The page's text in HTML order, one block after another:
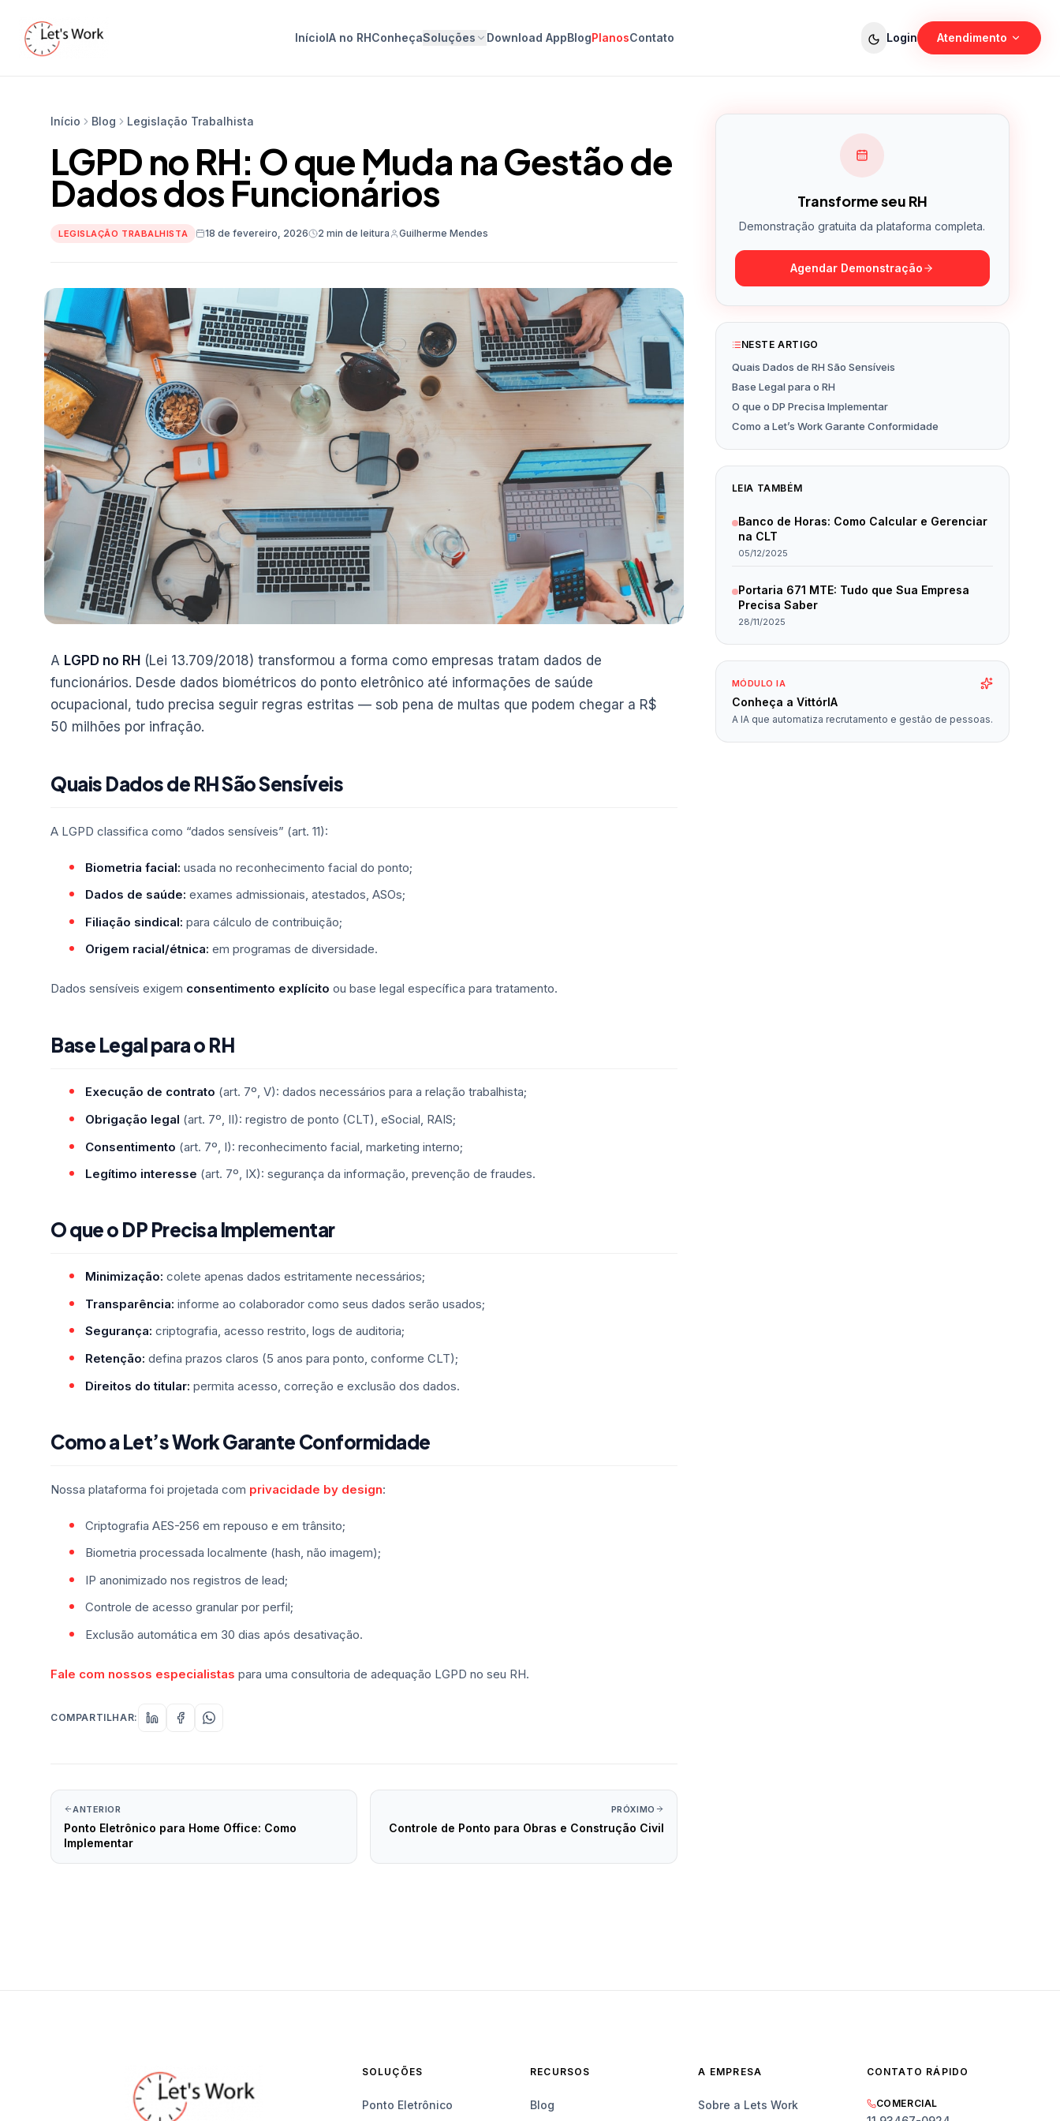
InícioIA no RHConheçaSoluções Download AppBlogPlanosContato Login Atendimento
Início Blog Legislação Trabalhista
LGPD no RH: O que Muda na Gestão de
Dados dos Funcionários
LEGISLAÇÃO TRABALHISTA 18 de fevereiro, 2026 2 min de leitura Guilherme Mendes
A LGPD no RH (Lei 13.709/2018) transformou a forma como empresas tratam dados de
funcionários. Desde dados biométricos do ponto eletrônico até informações de saúde
ocupacional, tudo precisa seguir regras estritas — sob pena de multas que podem chegar a R$
50 milhões por infração.
Quais Dados de RH São Sensíveis
A LGPD classifica como “dados sensíveis” (art. 11):
Biometria facial: usada no reconhecimento facial do ponto;
Dados de saúde: exames admissionais, atestados, ASOs;
Filiação sindical: para cálculo de contribuição;
Origem racial/étnica: em programas de diversidade.
Dados sensíveis exigem consentimento explícito ou base legal específica para tratamento.
Base Legal para o RH
Execução de contrato (art. 7º, V): dados necessários para a relação trabalhista;
Obrigação legal (art. 7º, II): registro de ponto (CLT), eSocial, RAIS;
Consentimento (art. 7º, I): reconhecimento facial, marketing interno;
Legítimo interesse (art. 7º, IX): segurança da informação, prevenção de fraudes.
O que o DP Precisa Implementar
Minimização: colete apenas dados estritamente necessários;
Transparência: informe ao colaborador como seus dados serão usados;
Segurança: criptografia, acesso restrito, logs de auditoria;
Retenção: defina prazos claros (5 anos para ponto, conforme CLT);
Direitos do titular: permita acesso, correção e exclusão dos dados.
Como a Let’s Work Garante Conformidade
Nossa plataforma foi projetada com privacidade by design:
Criptografia AES-256 em repouso e em trânsito;
Biometria processada localmente (hash, não imagem);
IP anonimizado nos registros de lead;
Controle de acesso granular por perfil;
Exclusão automática em 30 dias após desativação.
Fale com nossos especialistas para uma consultoria de adequação LGPD no seu RH.
COMPARTILHAR:
ANTERIOR
Ponto Eletrônico para Home Office: Como
Implementar
PRÓXIMO
Controle de Ponto para Obras e Construção Civil
Transforme seu RH
Demonstração gratuita da plataforma completa.
Agendar Demonstração
NESTE ARTIGO
Quais Dados de RH São Sensíveis
Base Legal para o RH
O que o DP Precisa Implementar
Como a Let’s Work Garante Conformidade
LEIA TAMBÉM
Banco de Horas: Como Calcular e Gerenciar
na CLT
05/12/2025
Portaria 671 MTE: Tudo que Sua Empresa
Precisa Saber
28/11/2025
MÓDULO IA
Conheça a VittórIA
A IA que automatiza recrutamento e gestão de pessoas.
SOLUÇÕES
Ponto Eletrônico
RECURSOS
Blog
A EMPRESA
Sobre a Lets Work
CONTATO RÁPIDO
COMERCIAL